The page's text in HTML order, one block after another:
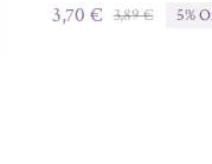
3,89€El
3,70 €
El
5%